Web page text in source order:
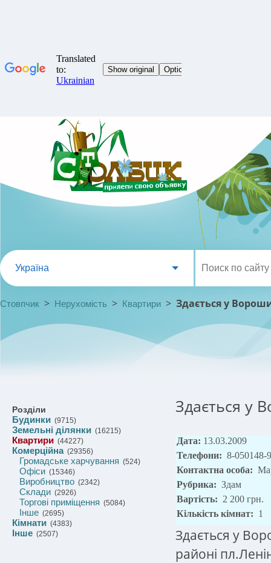
Україна
Стовпчик > Нерухомість > Квартири > Здається у
Розділи
Будинки (9715)
Земельні ділянки (16215)
Квартири (44227)
Комерційна(29356)
Громадське харчування (524)
Офіси (15346)
Виробництво (2342)
Склади (2926)
Торгові приміщення (5084)
Інше (2695)
Кімнати (4383)
Інше (2507)
Здається у
Дата: 13.03.2009
Телефони: 8-050148-
Контактна особа:
Рубрика: Здам
Вартість: 2 200 грн.
Кількість кімнат: 1
Здається у
районі